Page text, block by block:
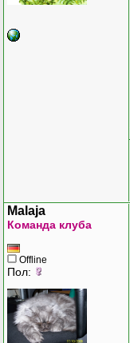
Malaja
Команда клуба
Offline
Пол: